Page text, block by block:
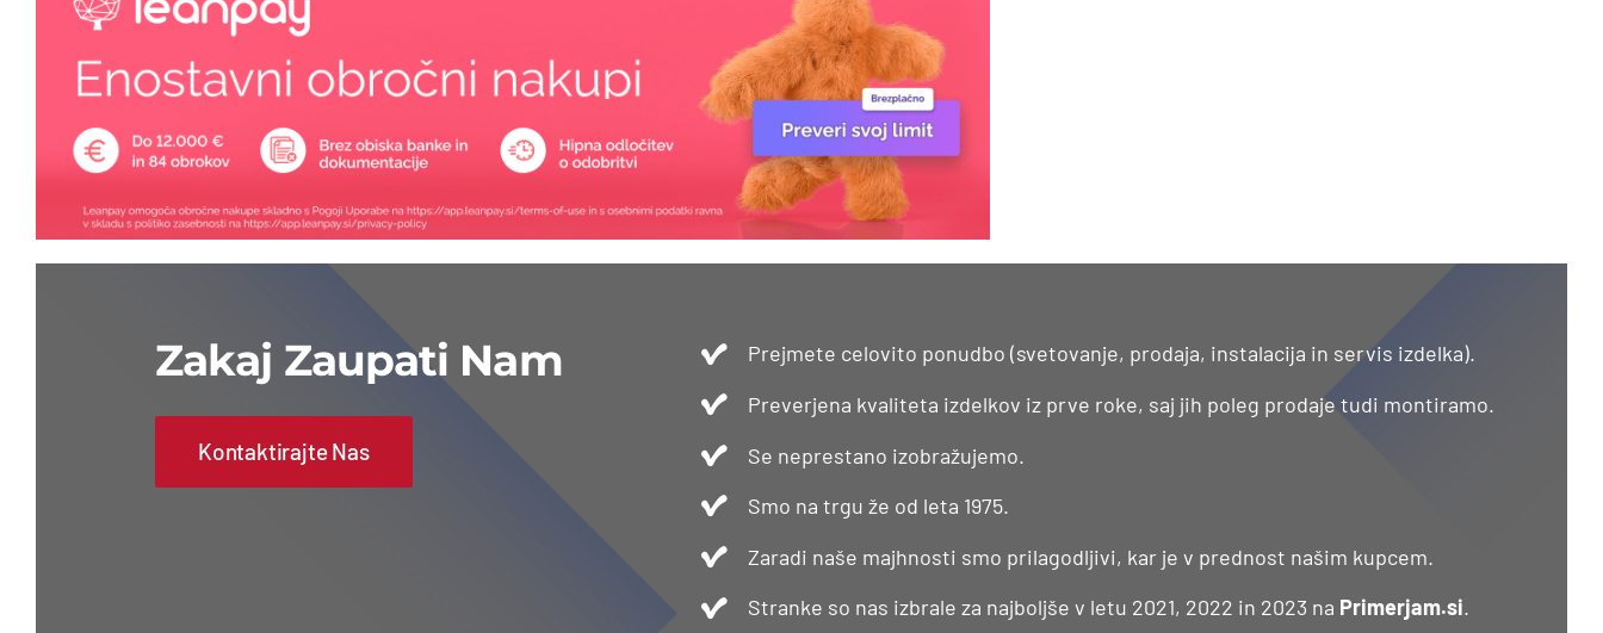
Zakaj Zaupati Nam
Kontaktirajte Nas
Prejmete celovito ponudbo (svetovanje, prodaja, instalacija in servis izdelka).
Preverjena kvaliteta izdelkov iz prve roke, saj jih poleg prodaje tudi montiramo.
Se neprestano izobražujemo.
Smo na trgu že od leta 1975.
Zaradi naše majhnosti smo prilagodljivi, kar je v prednost našim kupcem.
Stranke so nas izbrale za najboljše v letu 2021, 2022 in 2023 na Primerjam.si.